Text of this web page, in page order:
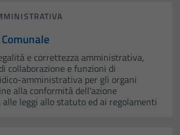
e correttezza amministrativa,
collaborazione e funzioni di
amministrativa per gli organi
alla conformità dell'azione
leggi allo statuto ed ai regolamenti